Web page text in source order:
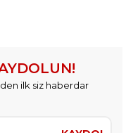
ilk siz haberdar